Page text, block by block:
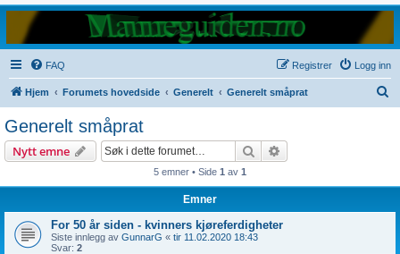
FAQ Logg inn
Registrer
Hjem Forumets hovedside Generelt Generelt småprat
Generelt småprat
Nytt emne Søk
5 emner • Side 1 av 1
Emner
For 50 år siden - kvinners kjøreferdigheter
Siste innlegg av GunnarG « tir 11.02.2020 18:43
Svar: 2